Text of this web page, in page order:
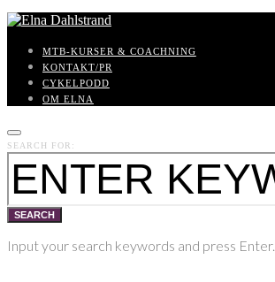
MTB-KURSER & COACHNING
KONTAKT/PR
CYKELPODD
OM ELNA
SEARCH FOR:
SEARCH
Input your search keywords and press Enter.